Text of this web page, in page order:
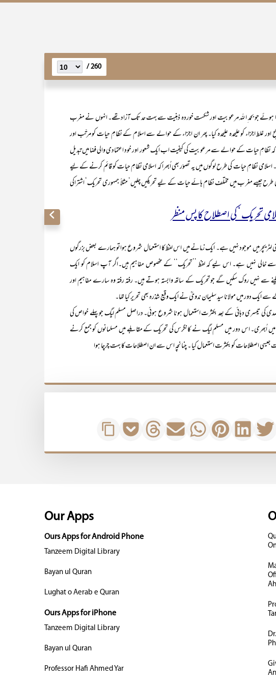
260 /
ہوئے جو بحمد ِا للہ مرعوبیت اور شکست خوردہ ذہنیت سے بہت حد تک آزادتھے۔ انہوں نے مغرب
اور غلط اجزاء کو علیحدہ علیحدہ کیا۔ پھر ان اجزاء کے حوالے سے اسلام کے نظامِ حیات کو مرتّب اور
نظامِ حیات کے حوالے سے مرعوبیت کی کیفیت اب ایک شعور اور خود اعتمادی والی فضا میں تبدیل
نظامِ حیات کی طرح لوگوں میں یہ تصوّر بھی اُبھرا کہ اسلامی نظامِ حیات کو قائم کرنے کے لیے
طرح جیسے مغر ب میں مختلف نظام ہائے حیات کے لیے تحریکیں چلیں‘ مثلاً جمہوری تحریک‘ اشتراکی
تحریک ‘ کی اصطلاح کا پس منظر
موجود نہیں ہے۔ ایک زمانے میں اس لفظ کا استعمال شروع ہواتو ہمارے بعض بزرگوں
خالی نہیں ہے۔ اس لیے کہ لفظ ’’تحریک‘‘ کے مخصوص مفاہیم ہیں۔اگر آپ اسلام کو ایک
سے نہیں روک سکیں گے جوتحریک کے ساتھ وابستہ ہوتے ہیں۔ رفتہ رفتہ وہ سارے مفاہیم اور
دور میں مولانا سید سلیمان ندویؒ نے ایک وقیع شذرہ بھی تحریر کیا تھا۔
دہائی کے بعد بکثرت استعمال ہونا شروع ہوئی۔ دراصل مسلم لیگ جو پہلے خواص کی
کی صورت میں اُبھری۔ اس دور میں مسلم لیگ نے کانگرس کی تحریک کے مقابلے میں مسلمانوں کو جمع کرنے
اصطلاحات کو بکثرت استعمال کیا ۔ چنانچہ اس سے ان اصطلاحات کا بہت چرچا ہوا
Our Apps
Ours Apps for Android Phone
Tanzeem Digital Library
Bayan ul Quran
Lughat o Aerab e Quran
Ours Apps for iPhone
Tanzeem Digital Library
Bayan ul Quran
Professor Hafi Ahmed Yar